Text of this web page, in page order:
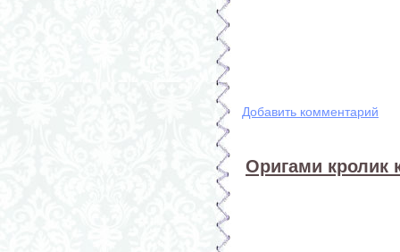
Добавить комментарий
Оригами кролик